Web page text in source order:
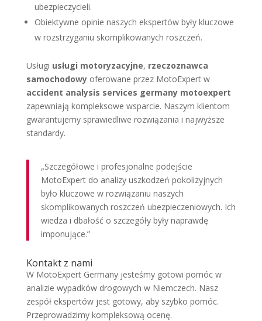
ubezpieczycieli.
Obiektywne opinie naszych ekspertów były kluczowe
w rozstrzyganiu skomplikowanych roszczeń.
Usługi usługi motoryzacyjne, rzeczoznawca
samochodowyoferowane przez MotoExpert w
accident analysis services germany motoexpert
zapewniają kompleksowe wsparcie. Naszym klientom
gwarantujemy sprawiedliwe rozwiązania i najwyższe
standardy.
„Szczegółowe i profesjonalne podejście
MotoExpert do analizy uszkodzeń pokolizyjnych
było kluczowe w rozwiązaniu naszych
skomplikowanych roszczeń ubezpieczeniowych. Ich
wiedza i dbałość o szczegóły były naprawdę
imponujące.”
Kontakt z nami
W MotoExpert Germany jesteśmy gotowi pomóc w
analizie wypadków drogowych w Niemczech. Nasz
zespół ekspertów jest gotowy, aby szybko pomóc.
Przeprowadzimy kompleksową ocenę.